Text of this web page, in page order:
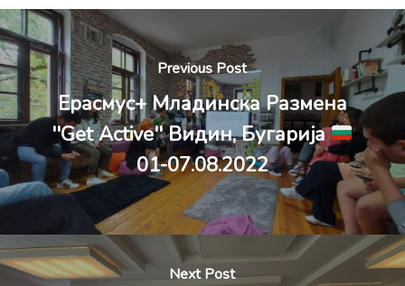
Previous Post
Ерасмус+ Младинска Размена
''Get Active'' Видин, Бугарија
01-07.08.2022
Next Post